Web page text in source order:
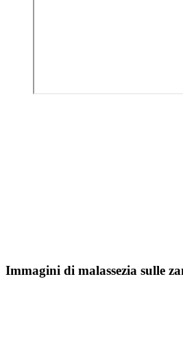
Immagini di malassezia sulle